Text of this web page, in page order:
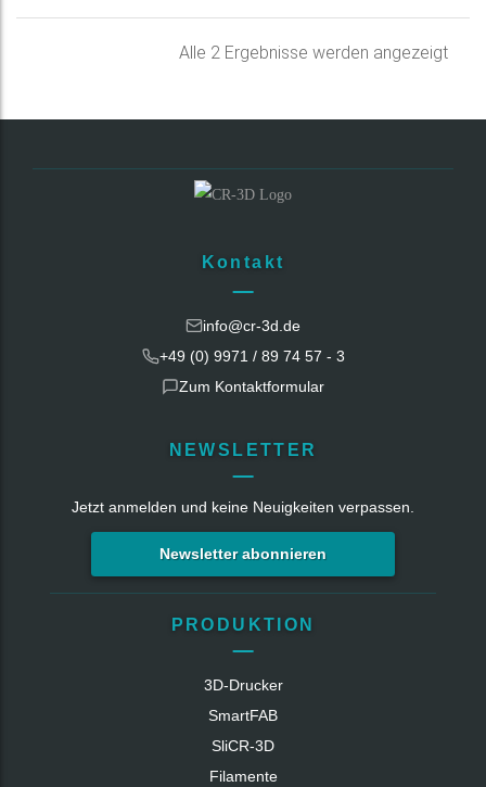
31,90 €25,90 €.
Alle 2 Ergebnisse werden angezeigtNach
Kontakt
info@cr-3d.de
+49 (0) 9971 / 89 74 57 - 3
Zum Kontaktformular
NEWSLETTER
Jetzt anmelden und keine Neuigkeiten verpassen.
Newsletter abonnieren
PRODUKTION
3D-Drucker
SmartFAB
SliCR‑3D
Filamente